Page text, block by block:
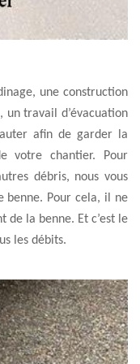
une construction
un travail d’évacuation
afin de garder la
votre chantier. Pour
débris, nous vous
benne. Pour cela, il ne
de la benne. Et c’est le
les débits.